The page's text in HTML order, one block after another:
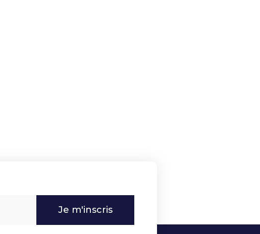
Je m'inscris